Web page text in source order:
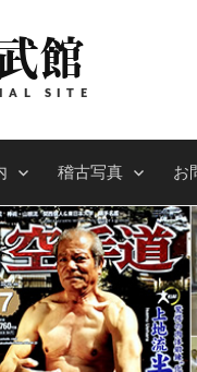
館
SITE
稽古写真 お